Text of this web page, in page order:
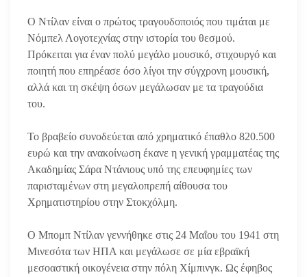
Ο Ντίλαν είναι ο πρώτος τραγουδοποιός που τιμάται με
Νόμπελ Λογοτεχνίας στην ιστορία του θεσμού.
Πρόκειται για έναν πολύ μεγάλο μουσικό, στιχουργό και
ποιητή που επηρέασε όσο λίγοι την σύγχρονη μουσική,
αλλά και τη σκέψη όσων μεγάλωσαν με τα τραγούδια
του.
Το βραβείο συνοδεύεται από χρηματικό έπαθλο 820.500
ευρώ και την ανακοίνωση έκανε η γενική γραμματέας της
Ακαδημίας Σάρα Ντάνιους υπό της επευφημίες των
παρισταμένων στη μεγαλοπρεπή αίθουσα του
Χρηματιστηρίου στην Στοκχόλμη.
Ο Μπομπ Ντίλαν γεννήθηκε στις 24 Μαΐου του 1941 στη
Μινεσότα των ΗΠΑ και μεγάλωσε σε μία εβραϊκή
μεσοαστική οικογένεια στην πόλη Χίμπινγκ. Ως έφηβος